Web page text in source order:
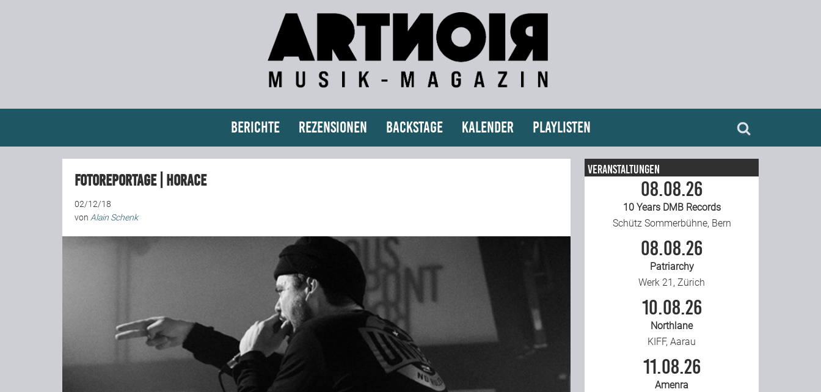
Berichte Rezensionen Backstage Kalender Playlisten
Fotoreportage | Horace
02/12/18
von Alain Schenk
Veranstaltungen
08.08.26
10 Years DMB Records
Schütz Sommerbühne, Bern
08.08.26
Patriarchy
Werk 21, Zürich
10.08.26
Northlane
KIFF, Aarau
11.08.26
Amenra